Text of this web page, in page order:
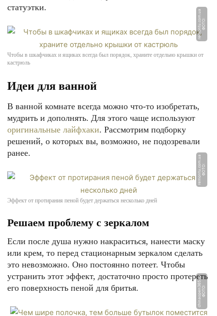
статуэтки.
Ф
О
Т
О:
r
e
m
o
n
t
u.
c
o
m.
u
a
Чтобы в шкафчиках и ящиках всегда был порядок, храните отдельно крышки от
кастрюль
Идеи для ванной
В ванной комнате всегда можно что-то изобретать,
мудрить и дополнять. Для этого чаще используют
оригинальные лайфхаки. Рассмотрим подборку
решений, о которых вы, возможно, не подозревали
ранее.
Ф
О
Т
О:
r
e
m
o
n
t
u.
c
o
m.
u
a
Эффект от протирания пеной будет держаться несколько дней
Решаем проблему с зеркалом
Если после душа нужно накраситься, нанести маску
или крем, то перед стационарным зеркалом сделать
это невозможно. Оно постоянно потеет. Чтобы
устранить этот эффект, достаточно просто протереть
его поверхность пеной для бритья.
Ф
О
Т
О:
c
hi
n
a
o
p
e
n
3
6
5.
r
u